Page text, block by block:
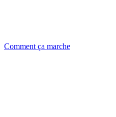
Comment ça marche